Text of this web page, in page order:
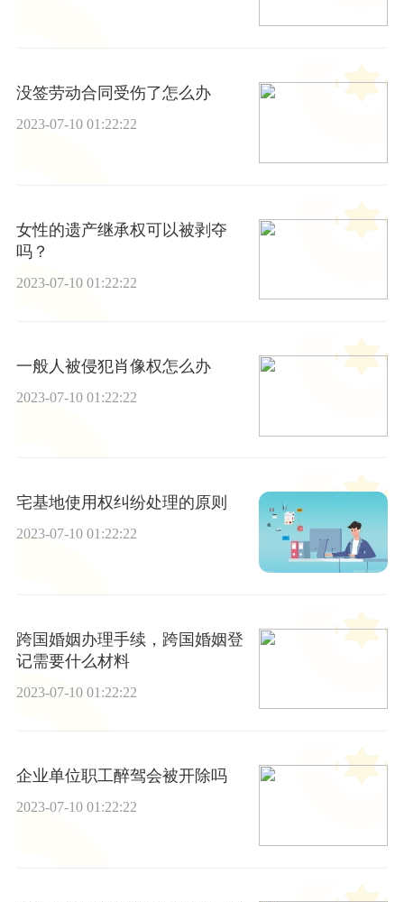
没签劳动合同受伤了怎么办
2023-07-10 01:22:22
女性的遗产继承权可以被剥夺
吗？
2023-07-10 01:22:22
一般人被侵犯肖像权怎么办
2023-07-10 01:22:22
宅基地使用权纠纷处理的原则
2023-07-10 01:22:22
跨国婚姻办理手续，跨国婚姻登
记需要什么材料
2023-07-10 01:22:22
企业单位职工醉驾会被开除吗
2023-07-10 01:22:22